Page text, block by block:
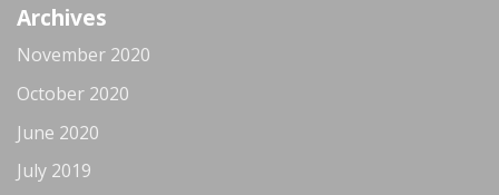
Archives
November 2020
October 2020
June 2020
July 2019